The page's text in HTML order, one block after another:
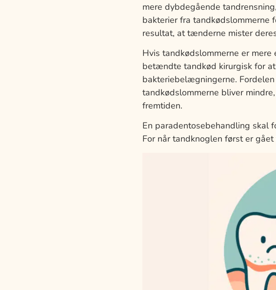
mere dybdegående
bakterier fra tandkødslommerne
resultat, at tænderne mister
Hvis tandkødslommerne er
betændte tandkød kirurgisk for
bakteriebelægningerne.
tandkødslommerne bliver
fremtiden.
En paradentosebehandling skal
For når tandknoglen først er